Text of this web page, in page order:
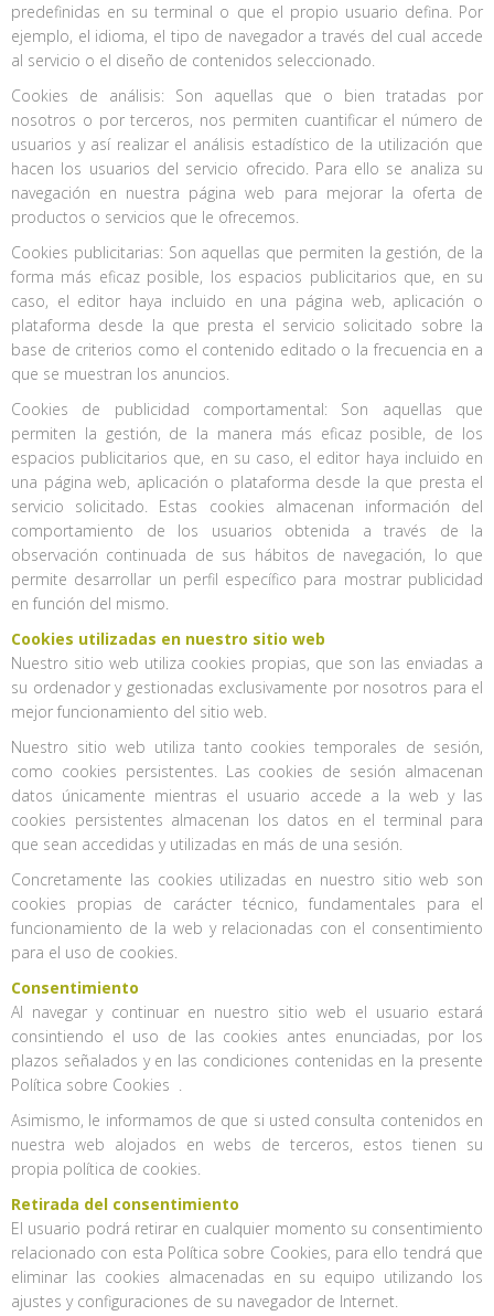
predefinidas en su terminal o que el propio usuario defina. Por
ejemplo, el idioma, el tipo de navegador a través del cual accede
al servicio o el diseño de contenidos seleccionado.
Cookies de análisis: Son aquellas que o bien tratadas por
nosotros o por terceros, nos permiten cuantificar el número de
usuarios y así realizar el análisis estadístico de la utilización que
hacen los usuarios del servicio ofrecido. Para ello se analiza su
navegación en nuestra página web para mejorar la oferta de
productos o servicios que le ofrecemos.
Cookies publicitarias: Son aquellas que permiten la gestión, de la
forma más eficaz posible, los espacios publicitarios que, en su
caso, el editor haya incluido en una página web, aplicación o
plataforma desde la que presta el servicio solicitado sobre la
base de criterios como el contenido editado o la frecuencia en a
que se muestran los anuncios.
Cookies de publicidad comportamental: Son aquellas que
permiten la gestión, de la manera más eficaz posible, de los
espacios publicitarios que, en su caso, el editor haya incluido en
una página web, aplicación o plataforma desde la que presta el
servicio solicitado. Estas cookies almacenan información del
comportamiento de los usuarios obtenida a través de la
observación continuada de sus hábitos de navegación, lo que
permite desarrollar un perfil específico para mostrar publicidad
en función del mismo.
Cookies utilizadas en nuestro sitio web
Nuestro sitio web utiliza cookies propias, que son las enviadas a
su ordenador y gestionadas exclusivamente por nosotros para el
mejor funcionamiento del sitio web.
Nuestro sitio web utiliza tanto cookies temporales de sesión,
como cookies persistentes. Las cookies de sesión almacenan
datos únicamente mientras el usuario accede a la web y las
cookies persistentes almacenan los datos en el terminal para
que sean accedidas y utilizadas en más de una sesión.
Concretamente las cookies utilizadas en nuestro sitio web son
cookies propias de carácter técnico, fundamentales para el
funcionamiento de la web y relacionadas con el consentimiento
para el uso de cookies.
Consentimiento
Al navegar y continuar en nuestro sitio web el usuario estará
consintiendo el uso de las cookies antes enunciadas, por los
plazos señalados y en las condiciones contenidas en la presente
Política sobre Cookies .
Asimismo, le informamos de que si usted consulta contenidos en
nuestra web alojados en webs de terceros, estos tienen su
propia política de cookies.
Retirada del consentimiento
El usuario podrá retirar en cualquier momento su consentimiento
relacionado con esta Política sobre Cookies, para ello tendrá que
eliminar las cookies almacenadas en su equipo utilizando los
ajustes y configuraciones de su navegador de Internet.